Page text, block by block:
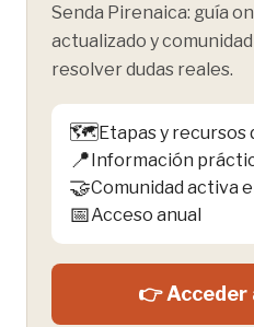
Senda Pirenaica: guía
actualizado y
resolver dudas reales.
🗺️Etapas y recursos
📍Información
🤝Comunidad activa
📅Acceso anual
👉 Acceder